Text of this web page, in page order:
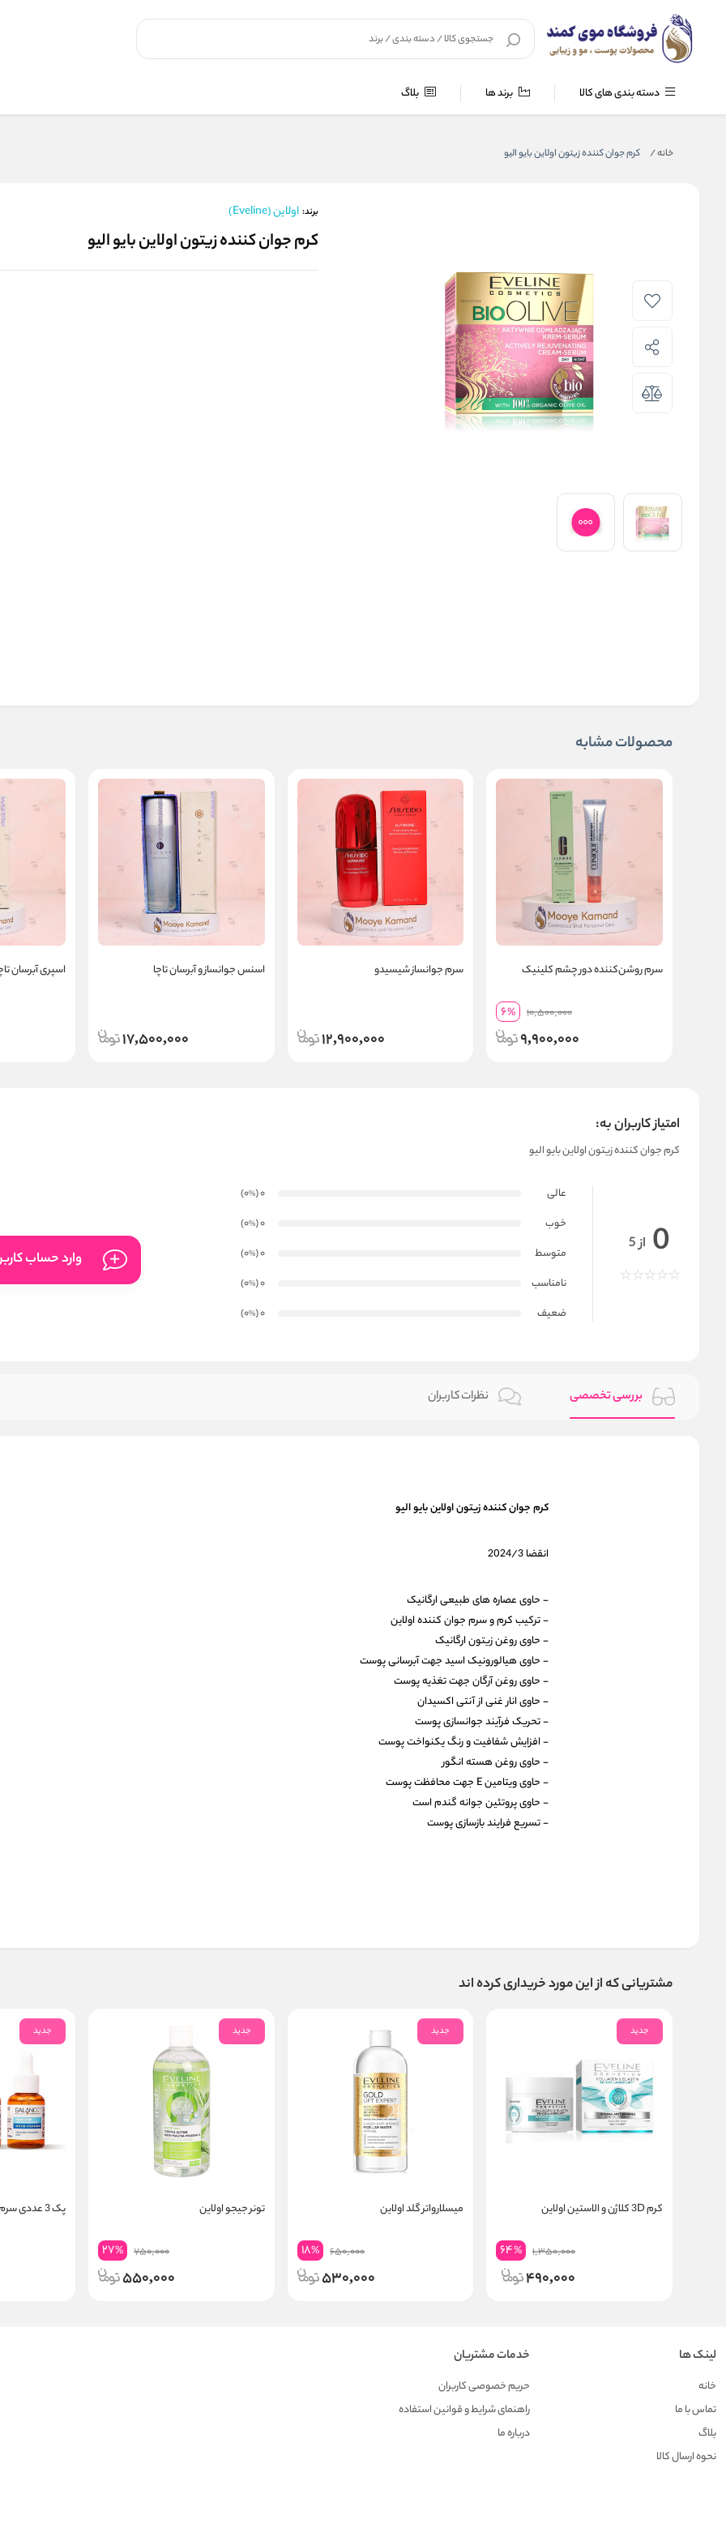
دسته بندی های کالا برند ها بلاگ
خانه/ کرم جوان کننده زیتون اولاین بایو الیو
برند: اولاین (Eveline)
کرم جوان کننده زیتون اولاین بایو الیو
محصولات مشابه
سرم روشن‌کننده دور چشم کلینیک
10,500,000
6%
9,900,000
سرم جوانساز شیسیدو
12,900,000
اسنس جوانساز و آبرسان تاچا
17,500,000
اسپری آبرسان
امتیاز کاربران به:
کرم جوان کننده زیتون اولاین بایو الیو
0 از 5
عالی 0
(0
%
)
خوب
0
(0
%
)
متوسط
0
(0
%
)
نامناسب
0
(0
%
)
ضعیف
0
(0
%
)
وارد حساب
بررسی تخصصی نظرات کاربران
کرم جوان کننده زیتون اولاین بایو الیو
انقضا 2024/3
- حاوی عصاره های طبیعی ارگانیک
- ترکیب کرم و سرم جوان کننده اولاین
- حاوی روغن زیتون ارگانیک
- حاوی هیالورونیک اسید جهت آبرسانی پوست
- حاوی روغن آرگان جهت تغذیه پوست
- حاوی انار غنی از آنتی اکسیدان
- تحریک فرآیند جوانسازی پوست
- افزایش شفافیت و رنگ یکنواخت پوست
- حاوی روغن هسته انگور
- حاوی ویتامین E جهت محافظت پوست
- حاوی پروتئین جوانه گندم است
- تسریع فرایند بازسازی پوست
مشتریانی که از این مورد خریداری کرده اند
جدید
کرم 3D کلاژن و الاستین اولاین
1,350,000
64%
490,000
جدید
میسلارواتر گلد اولاین
650,000
18%
530,000
جدید
تونر جیجو اولاین
750,000
27%
550,000
جدید
پک 3 عددی سرم های بالانس
لینک ها
خانه
تماس با ما
بلاگ
نحوه ارسال کالا
خدمات مشتریان
حریم خصوصی کاربران
راهنمای شرایط و قوانین استفاده
درباره ما